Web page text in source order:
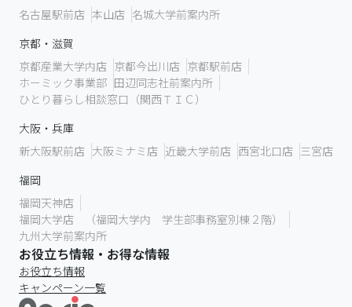
名古屋駅前店 本山店 名城大学前案内所
京都・滋賀
京都産業大学内店 京都今出川店 京都駅前店
ホーミック事業部 田辺同志社前案内所
ひとり暮らし相談窓口（関西ＴＩＣ）
大阪・兵庫
新大阪駅前店 大阪ミナミ店 近畿大学前店 西宮北口店 三宮店
福岡
福岡天神店
福岡大学店 （福岡大学内 学生部事務室別棟２階）
九州大学前案内所
お役立ち情報・お得な情報
お役立ち情報
キャンペーン一覧